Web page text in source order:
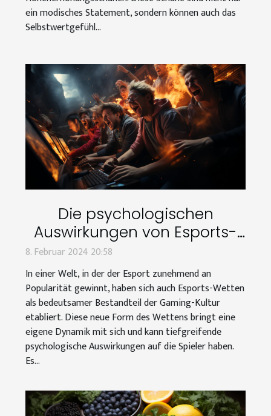
ein modisches Statement, sondern können auch das
Selbstwertgefühl...
Die psychologischen
Auswirkungen von Esports-
Wetten auf Spieler
8. Februar 2024 20:58
In einer Welt, in der der Esport zunehmend an
Popularität gewinnt, haben sich auch Esports-Wetten
als bedeutsamer Bestandteil der Gaming-Kultur
etabliert. Diese neue Form des Wettens bringt eine
eigene Dynamik mit sich und kann tiefgreifende
psychologische Auswirkungen auf die Spieler haben.
Es...